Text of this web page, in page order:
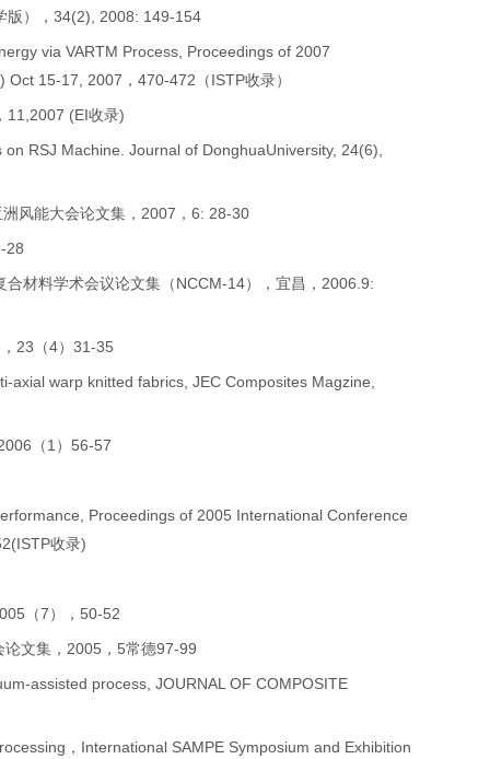
版），34(2), 2008: 149-154
via VARTM Process, Proceedings of 2007
15-17, 2007，470-472（ISTP收录）
11,2007 (EI收录)
RSJ Machine. Journal of DonghuaUniversity, 24(6),
风能大会论文集，2007，6: 28-30
28
材料学术会议论文集（NCCM-14），宜昌，2006.9:
23（4）31-35
warp knitted fabrics, JEC Composites Magzine,
（1）56-57
Proceedings of 2005 International Conference
收录)
（7），50-52
文集，2005，5常德97-99
assisted process, JOURNAL OF COMPOSITE
，International SAMPE Symposium and Exhibition